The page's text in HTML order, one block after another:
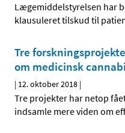
Lægemiddelstyrelsen har
klausuleret tilskud til
Tre
om medicinsk
| 12. oktober 2018 |
Tre projekter har netop
indsamle mere viden om